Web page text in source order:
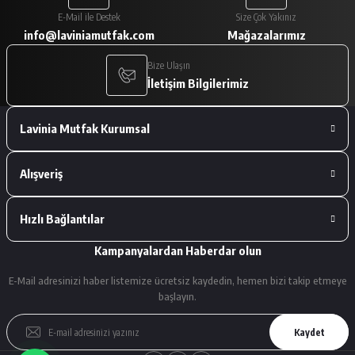
Paketleme çok iyiydi. Ürünler tam
istediğimiz gibiydi.
A... V... | 29/01/2026
Deneyimini Paylaş
E-Mail ile Destek
info@laviniamutfak.com
Size Çok Yakınız
Mağazalarımız
Bize Ulaşın
İletişim Bilgilerimiz
Lavinia Mutfak Kurumsal
Alışveriş
Hızlı Bağlantılar
Kampanyalardan Haberdar olun
E-Mail adresinizi haber listemize ücretsiz kaydedin, hemen bizi takip etmeye
başlayın.
Kaydet